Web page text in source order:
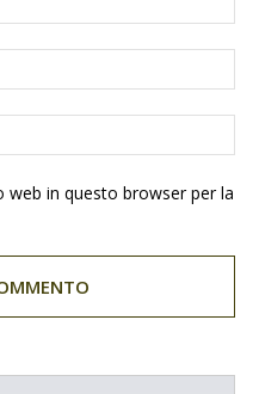
web in questo browser per la